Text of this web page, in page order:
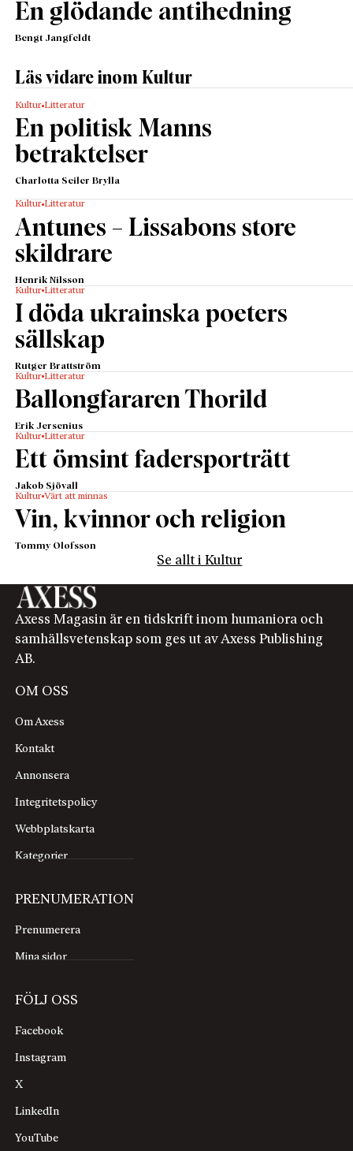
En glödande antihedning
Bengt Jangfeldt
Läs vidare inom Kultur
Kultur Litteratur
En politisk Manns
betraktelser
Charlotta Seiler Brylla
Kultur Litteratur
Antunes – Lissabons store
skildrare
Henrik Nilsson
Kultur Litteratur
I döda ukrainska poeters
sällskap
Rutger Brattström
Kultur Litteratur
Ballongfararen Thorild
Erik Jersenius
Kultur Litteratur
Ett ömsint fadersporträtt
Jakob Sjövall
Kultur Värt att minnas
Vin, kvinnor och religion
Tommy Olofsson
Se allt i Kultur
Axess Magasin är en tidskrift inom humaniora och
samhällsvetenskap som ges ut av Axess Publishing
AB.
OM OSS
Om Axess
Kontakt
Annonsera
Integritetspolicy
Webbplatskarta
Kategorier
PRENUMERATION
Prenumerera
Mina sidor
FÖLJ OSS
Facebook
Instagram
X
LinkedIn
YouTube